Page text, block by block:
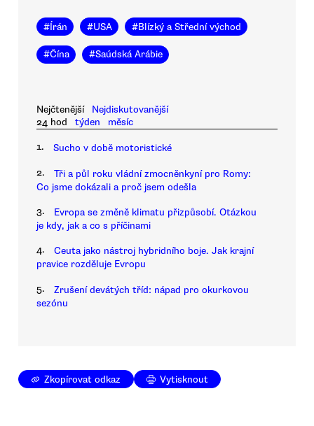
#Írán #USA #Blízký a Střední východ
#Čína #Saúdská Arábie
Nejčtenější
Nejdiskutovanější
24 hod
týden měsíc
1. Sucho v době motoristické
2.
Tři a půl roku vládní zmocněnkyní pro Romy:
Co jsme dokázali a proč jsem odešla
3.
Evropa se změně klimatu přizpůsobí. Otázkou
je kdy, jak a co s příčinami
4.
Ceuta jako nástroj hybridního boje. Jak krajní
pravice rozděluje Evropu
5.
Zrušení devátých tříd: nápad pro okurkovou
sezónu
Zkopírovat odkaz Vytisknout